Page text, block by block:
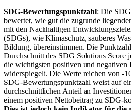
SDG-Bewertungspunktzahl: Die
bewertet, wie gut die zugrunde
mit den Nachhaltigen
(SDGs), wie Klimaschutz, sauberes
Bildung, übereinstimmen. Die
Durchschnitt des SDG Solutions Score
die wichtigsten positiven und negativen
widerspiegelt. Die Werte reichen von -
SDG-Bewertungspunktzahl weist auf
durchschnittlichen Anteil an
einem positiven Nettobeitrag zu SDG-